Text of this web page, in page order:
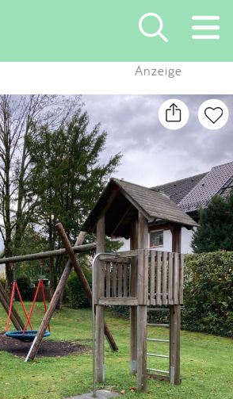
×
Suchen
Eintragen
App
Blog
Partner
Kontakt
Impressum
Anzeige